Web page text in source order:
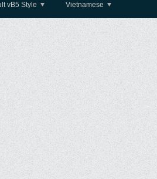
vB5 Style Vietnamese